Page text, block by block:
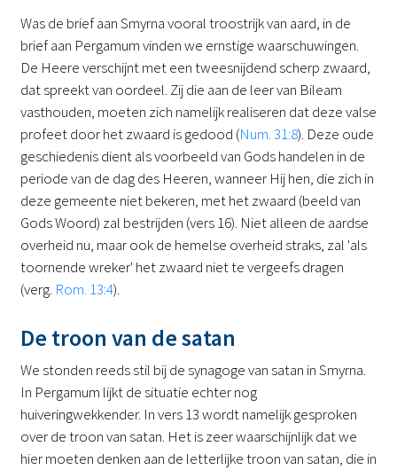
Was de brief aan Smyrna vooral troostrijk van aard, in de
brief aan Pergamum vinden we ernstige waarschuwingen.
De Heere verschijnt met een tweesnijdend scherp zwaard,
dat spreekt van oordeel. Zij die aan de leer van Bileam
vasthouden, moeten zich namelijk realiseren dat deze valse
profeet door het zwaard is gedood (Num. 31:8). Deze oude
geschiedenis dient als voorbeeld van Gods handelen in de
periode van de dag des Heeren, wanneer Hij hen, die zich in
deze gemeente niet bekeren, met het zwaard (beeld van
Gods Woord) zal bestrijden (vers 16). Niet alleen de aardse
overheid nu, maar ook de hemelse overheid straks, zal 'als
toornende wreker' het zwaard niet te vergeefs dragen
(verg. Rom. 13:4).
De troon van de satan
We stonden reeds stil bij de synagoge van satan in Smyrna.
In Pergamum lijkt de situatie echter nog
huiveringwekkender. In vers 13 wordt namelijk gesproken
over de troon van satan. Het is zeer waarschijnlijk dat we
hier moeten denken aan de letterlijke troon van satan, die in